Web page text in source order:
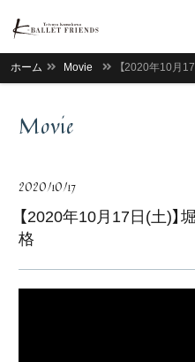
ホーム Movie 【2020年10月
Movie
2020/10/17
【2020年10月17日(土)
格